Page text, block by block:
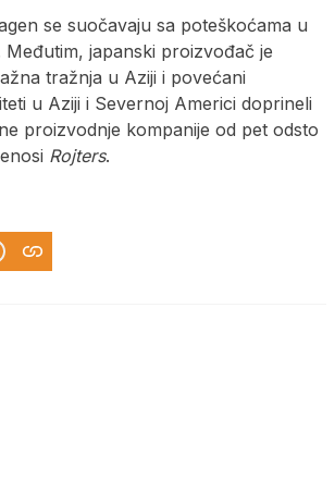
se suočavaju sa poteškoćama u
japanski proizvođač je
tražnja u Aziji i povećani
u Aziji i Severnoj Americi doprineli
proizvodnje kompanije od pet odsto
Rojters.